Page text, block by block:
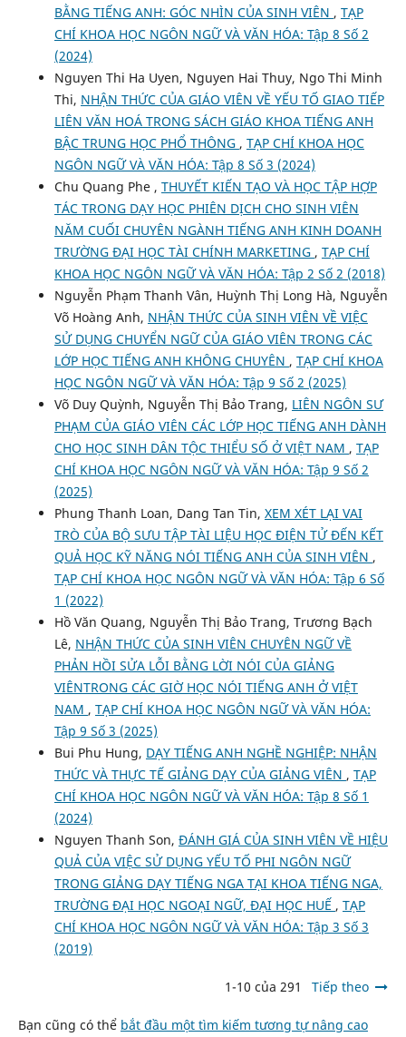
BẰNG TIẾNG ANH: GÓC NHÌN CỦA SINH VIÊN , TẠP
CHÍ KHOA HỌC NGÔN NGỮ VÀ VĂN HÓA: Tập 8 Số 2
(2024)
Nguyen Thi Ha Uyen, Nguyen Hai Thuy, Ngo Thi Minh
Thi, NHẬN THỨC CỦA GIÁO VIÊN VỀ YẾU TỐ GIAO TIẾP
LIÊN VĂN HOÁ TRONG SÁCH GIÁO KHOA TIẾNG ANH
BẬC TRUNG HỌC PHỔ THÔNG , TẠP CHÍ KHOA HỌC
NGÔN NGỮ VÀ VĂN HÓA: Tập 8 Số 3 (2024)
Chu Quang Phe , THUYẾT KIẾN TẠO VÀ HỌC TẬP HỢP
TÁC TRONG DẠY HỌC PHIÊN DỊCH CHO SINH VIÊN
NĂM CUỐI CHUYÊN NGÀNH TIẾNG ANH KINH DOANH
TRƯỜNG ĐẠI HỌC TÀI CHÍNH MARKETING , TẠP CHÍ
KHOA HỌC NGÔN NGỮ VÀ VĂN HÓA: Tập 2 Số 2 (2018)
Nguyễn Phạm Thanh Vân, Huỳnh Thị Long Hà, Nguyễn
Võ Hoàng Anh, NHẬN THỨC CỦA SINH VIÊN VỀ VIỆC
SỬ DỤNG CHUYỂN NGỮ CỦA GIÁO VIÊN TRONG CÁC
LỚP HỌC TIẾNG ANH KHÔNG CHUYÊN , TẠP CHÍ KHOA
HỌC NGÔN NGỮ VÀ VĂN HÓA: Tập 9 Số 2 (2025)
Võ Duy Quỳnh, Nguyễn Thị Bảo Trang, LIÊN NGÔN SƯ
PHẠM CỦA GIÁO VIÊN CÁC LỚP HỌC TIẾNG ANH DÀNH
CHO HỌC SINH DÂN TỘC THIỂU SỐ Ở VIỆT NAM , TẠP
CHÍ KHOA HỌC NGÔN NGỮ VÀ VĂN HÓA: Tập 9 Số 2
(2025)
Phung Thanh Loan, Dang Tan Tin, XEM XÉT LẠI VAI
TRÒ CỦA BỘ SƯU TẬP TÀI LIỆU HỌC ĐIỆN TỬ ĐẾN KẾT
QUẢ HỌC KỸ NĂNG NÓI TIẾNG ANH CỦA SINH VIÊN ,
TẠP CHÍ KHOA HỌC NGÔN NGỮ VÀ VĂN HÓA: Tập 6 Số
1 (2022)
Hồ Văn Quang, Nguyễn Thị Bảo Trang, Trương Bạch
Lê, NHẬN THỨC CỦA SINH VIÊN CHUYÊN NGỮ VỀ
PHẢN HỒI SỬA LỖI BẰNG LỜI NÓI CỦA GIẢNG
VIÊNTRONG CÁC GIỜ HỌC NÓI TIẾNG ANH Ở VIỆT
NAM , TẠP CHÍ KHOA HỌC NGÔN NGỮ VÀ VĂN HÓA:
Tập 9 Số 3 (2025)
Bui Phu Hung, DẠY TIẾNG ANH NGHỀ NGHIỆP: NHẬN
THỨC VÀ THỰC TẾ GIẢNG DẠY CỦA GIẢNG VIÊN , TẠP
CHÍ KHOA HỌC NGÔN NGỮ VÀ VĂN HÓA: Tập 8 Số 1
(2024)
Nguyen Thanh Son, ĐÁNH GIÁ CỦA SINH VIÊN VỀ HIỆU
QUẢ CỦA VIỆC SỬ DỤNG YẾU TỐ PHI NGÔN NGỮ
TRONG GIẢNG DẠY TIẾNG NGA TẠI KHOA TIẾNG NGA,
TRƯỜNG ĐẠI HỌC NGOẠI NGỮ, ĐẠI HỌC HUẾ , TẠP
CHÍ KHOA HỌC NGÔN NGỮ VÀ VĂN HÓA: Tập 3 Số 3
(2019)
1-10 của 291 Tiếp theo
Bạn cũng có thể bắt đầu một tìm kiếm tương tự nâng cao